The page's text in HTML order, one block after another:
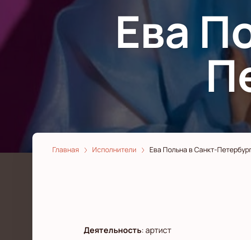
Ева
Главная Исполнители Ева Польна в Санкт-
Деятельность:артист